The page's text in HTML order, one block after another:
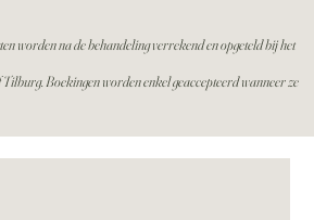
worden na de behandeling verrekend en opgeteld bij het
Boekingen worden enkel geaccepteerd wanneer ze